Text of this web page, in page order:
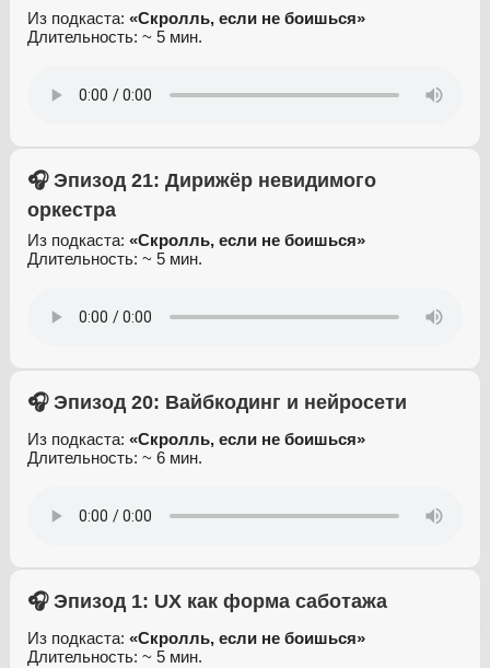
Из подкаста: «Скролль, если не боишься»
Длительность: ~ 5 мин.
🎧 Эпизод 21: Дирижёр невидимого
оркестра
Из подкаста: «Скролль, если не боишься»
Длительность: ~ 5 мин.
🎧 Эпизод 20: Вайбкодинг и нейросети
Из подкаста: «Скролль, если не боишься»
Длительность: ~ 6 мин.
🎧 Эпизод 1: UX как форма саботажа
Из подкаста: «Скролль, если не боишься»
Длительность: ~ 5 мин.